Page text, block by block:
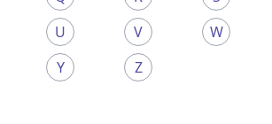
U
V W
Y
Z